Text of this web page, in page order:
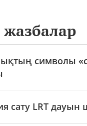
жазбалар
символы
сату LRT